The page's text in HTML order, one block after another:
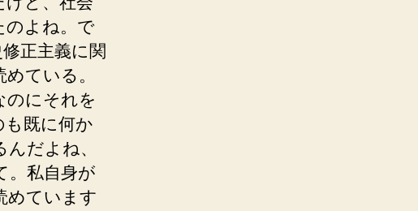
のよね。で
正主義に関
ている。
のにそれを
も既に何か
だよね、
。私自身が
めています